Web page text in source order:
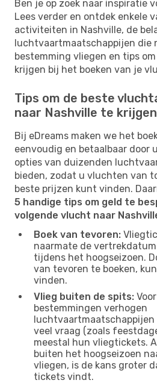
Ben je op zoek naar inspiratie
Lees verder en ontdek enkele
activiteiten in Nashville, de
luchtvaartmaatschappijen die
bestemming vliegen en tips
krijgen bij het boeken van je
Tips om de beste
naar Nashville te krijgen
Bij eDreams maken we het
eenvoudig en betaalbaar door
opties van duizenden
bieden, zodat u vluchten van
beste prijzen kunt vinden.
5 handige tips om geld te
volgende vlucht naar
Boek van tevoren:
naarmate de
tijdens het hoogseizoen.
van tevoren te boeken,
vinden.
Vlieg buiten de spits:
bestemmingen verhogen
veel vraag (zoals
meestal hun vliegtickets.
buiten het hoogseizoen
vliegen, is de kans groter
tickets vindt.